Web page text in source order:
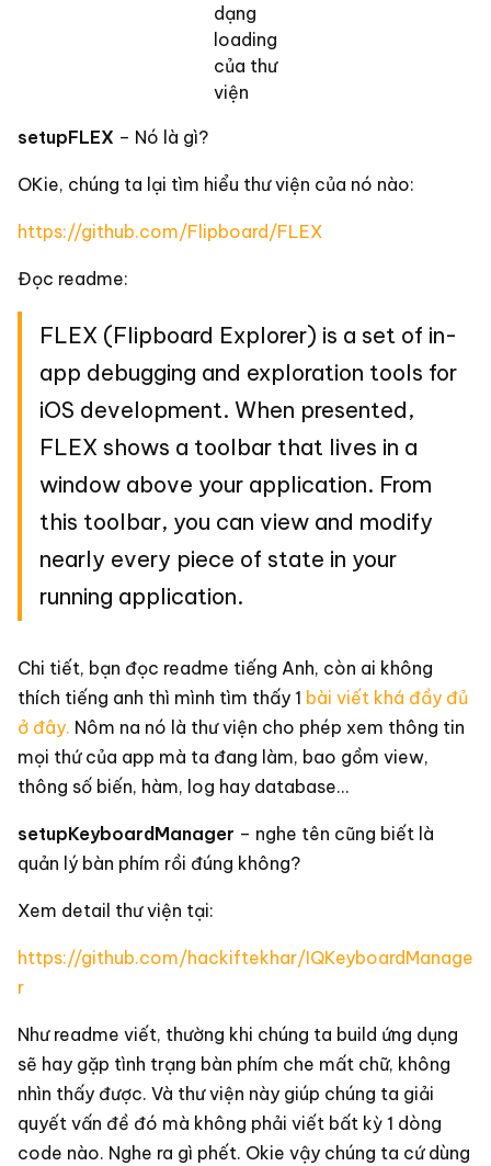
dạng
loading
của thư
viện
setupFLEX – Nó là gì?
OKie, chúng ta lại tìm hiểu thư viện của nó nào:
https://github.com/Flipboard/FLEX
Đọc readme:
FLEX (Flipboard Explorer) is a set of in-
app debugging and exploration tools for
iOS development. When presented,
FLEX shows a toolbar that lives in a
window above your application. From
this toolbar, you can view and modify
nearly every piece of state in your
running application.
Chi tiết, bạn đọc readme tiếng Anh, còn ai không
thích tiếng anh thì mình tìm thấy 1 bài viết khá đầy đủ
ở đây. Nôm na nó là thư viện cho phép xem thông tin
mọi thứ của app mà ta đang làm, bao gồm view,
thông số biến, hàm, log hay database…
setupKeyboardManager – nghe tên cũng biết là
quản lý bàn phím rồi đúng không?
Xem detail thư viện tại:
https://github.com/hackiftekhar/IQKeyboardManage
r
Như readme viết, thường khi chúng ta build ứng dụng
sẽ hay gặp tình trạng bàn phím che mất chữ, không
nhìn thấy được. Và thư viện này giúp chúng ta giải
quyết vấn đề đó mà không phải viết bất kỳ 1 dòng
code nào. Nghe ra gì phết. Okie vậy chúng ta cứ dùng